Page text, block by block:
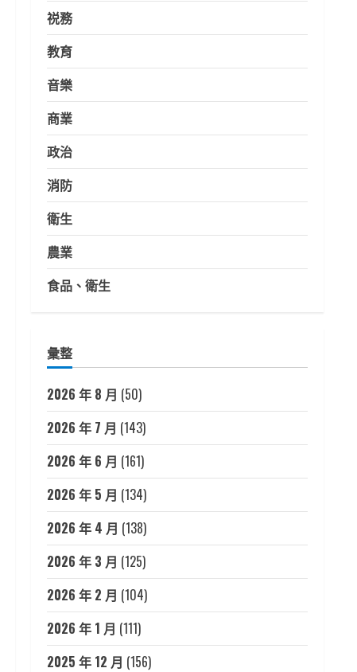
祱務
教育
音樂
商業
政治
消防
衛生
農業
食品、衛生
彙整
2026 年 8 月 (50)
2026 年 7 月 (143)
2026 年 6 月 (161)
2026 年 5 月 (134)
2026 年 4 月 (138)
2026 年 3 月 (125)
2026 年 2 月 (104)
2026 年 1 月 (111)
2025 年 12 月 (156)